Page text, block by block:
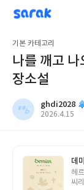
sarak
ghdi2028
기본 카테고리
나를 깨고
장소설
ghdi2028
작
2026.4.15
데
글
쓴
헤
씨